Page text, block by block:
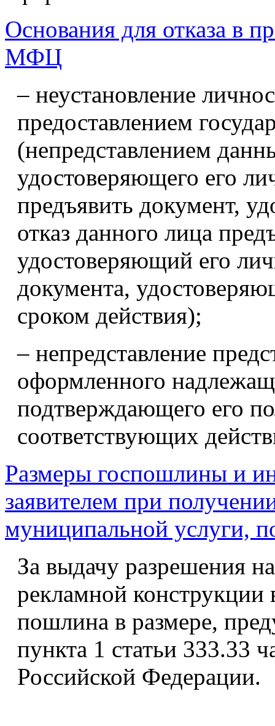
Основания для отказа в
МФЦ
– неустановление
предоставлением
(непредставлением
удостоверяющего его
предъявить документ,
отказ данного лица
удостоверяющий его
документа,
сроком действия);
– непредставление
оформленного
подтверждающего его
соответствующих
Размеры госпошлины и
заявителем при
муниципальной услуги,
За выдачу разрешения
рекламной конструкции
пошлина в размере,
пункта 1 статьи 333.33
Российской Федерации.